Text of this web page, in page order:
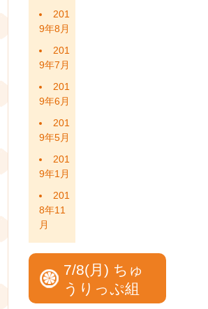
201
9年8月
201
9年7月
201
9年6月
201
9年5月
201
9年1月
201
8年11
月
7/8(月) ちゅ
うりっぷ組